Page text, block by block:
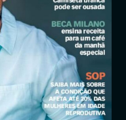
Entrar